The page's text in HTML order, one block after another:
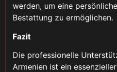
werden, um eine
Bestattung zu ermöglichen.
Fazit
Die professionelle
Armenien ist ein